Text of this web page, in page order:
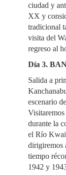
ciudad y
XX y
tradicional
visita del
regreso al
Día 3.
Salida a
escenario
durante la
el Río Kwai
dirigiremos
tiempo
1942 y